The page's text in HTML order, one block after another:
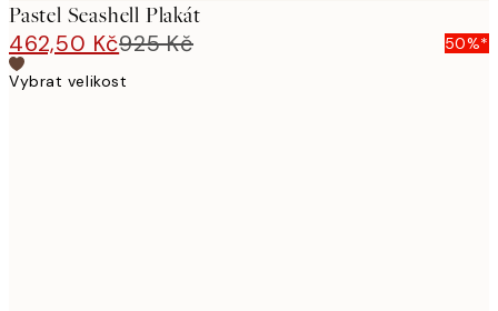
Pastel Seashell Plakát
462,50 Kč925 Kč
50%*
Vybrat velikost